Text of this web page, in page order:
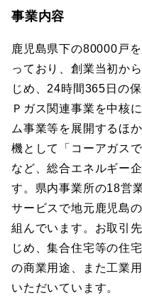
事業内容
鹿児島県下の80000戸
っており、創業当初か
じめ、24時間365日の
Ｐガス関連事業を中核
ム事業等を展開するほ
機として「コーアガス
など、総合エネルギー
す。県内事業所の18営
サービスで地元鹿児島
組んでいます。お取引
じめ、集合住宅等の住
の商業用途、また工業
いただいています。